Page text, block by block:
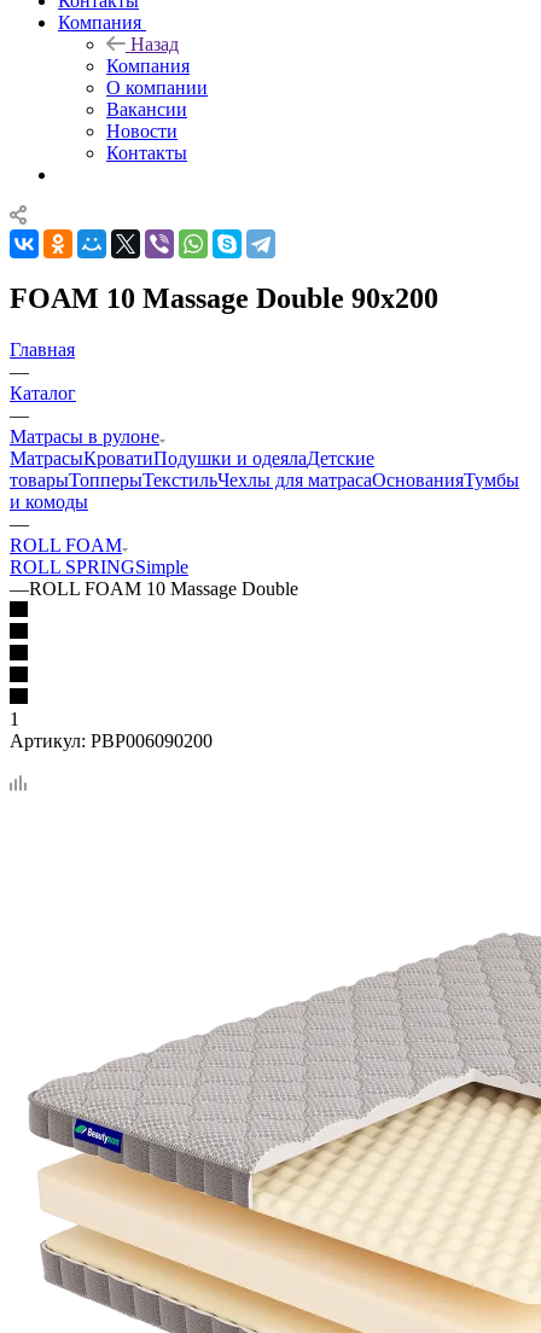
Компания
Назад
Компания
О компании
Вакансии
Новости
Контакты
FOAM 10 Massage Double 90x200
Главная
—
Каталог
—
Матрасы в рулоне
МатрасыКроватиПодушки и одеялаДетские
товарыТопперыТекстильЧехлы для матрасаОснованияТумбы
и комоды
—
ROLL FOAM
ROLL SPRINGSimple
—ROLL FOAM 10 Massage Double
1
Артикул: PBP006090200